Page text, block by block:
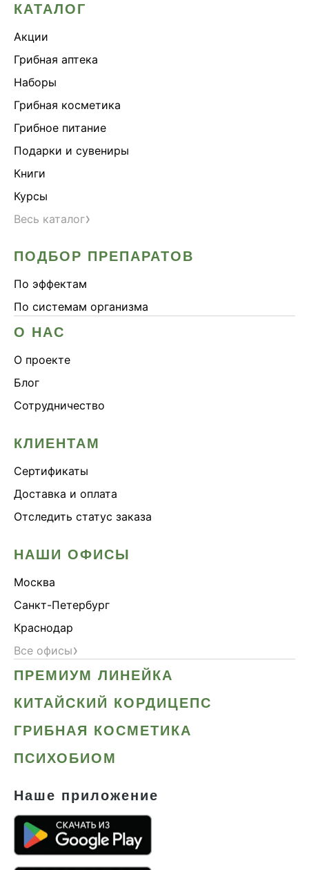
КАТАЛОГ
Акции
Грибная аптека
Наборы
Грибная косметика
Грибное питание
Подарки и сувениры
Книги
Курсы
Весь каталог›
ПОДБОР ПРЕПАРАТОВ
По эффектам
По системам организма
О НАС
О проекте
Блог
Сотрудничество
КЛИЕНТАМ
Сертификаты
Доставка и оплата
Отследить статус заказа
НАШИ ОФИСЫ
Москва
Санкт-Петербург
Краснодар
Все офисы›
ПРЕМИУМ ЛИНЕЙКА
КИТАЙСКИЙ КОРДИЦЕПС
ГРИБНАЯ КОСМЕТИКА
ПСИХОБИОМ
Наше приложение